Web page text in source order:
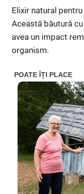
Elixir natural
Această băutură
avea un impact
organism.